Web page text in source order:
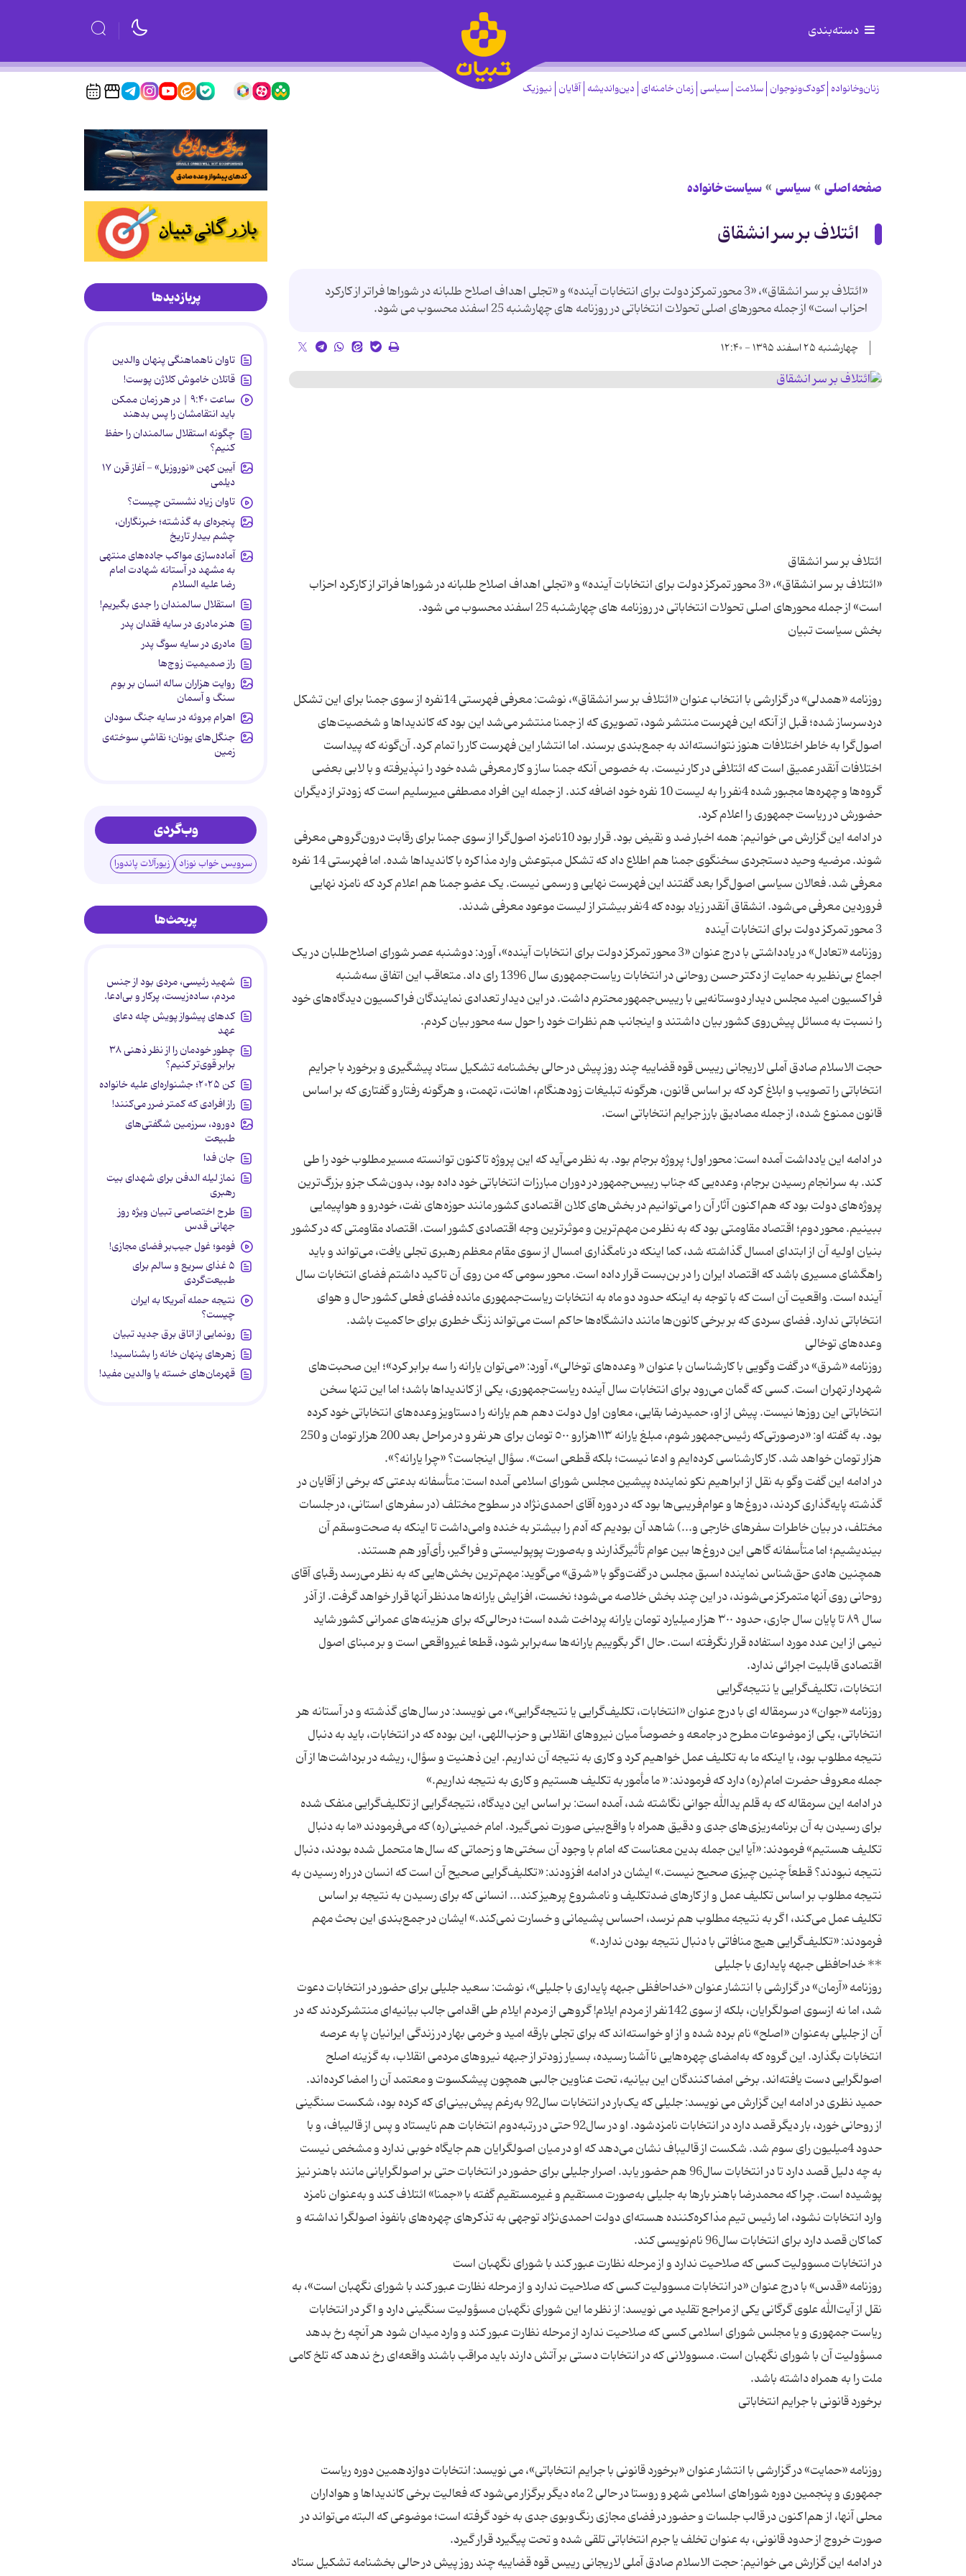
دسته‌بندی
زنان‌وخانواده کودک‌ونوجوان سلامت سیاسی زمان خامنه‌ای دین‌واندیشه آقایان نیوزیک
صفحه اصلی سیاسی سیاست خانواده
ائتلاف بر سر انشقاق
«ائتلاف بر سر انشقاق»، «3 محور تمرکز دولت برای انتخابات آینده» و «تجلی اهداف اصلاح طلبانه در شوراها فراتر از کارکرد
احزاب است» از جمله محورهای اصلی تحولات انتخاباتی در روزنامه های چهارشنبه 25 اسفند محسوب می شود.
چهارشنبه ۲۵ اسفند ۱۳۹۵ - ۱۲:۴۰
«ائتلاف بر سر انشقاق»، «3 محور تمرکز دولت برای انتخابات آینده» و «تجلی اهداف اصلاح طلبانه در شوراها فراتر از کارکرد احزاب
روزنامه «همدلی» در گزارشی با انتخاب عنوان «ائتلاف بر سر انشقاق»، نوشت: معرفی فهرستی 14نفره از سوی جمنا برای این تشکل
دردسرساز شده؛ قبل از آنکه این فهرست منتشر شود، تصویری که از جمنا منتشر می‌شد این بود که کاندیداها و شخصیت‌های
اصول‌گرا به خاطر اختلافات هنوز نتوانسته‌اند به جمع‌بندی برسند. اما انتشار این فهرست کار را تمام کرد. آن‌گونه که پیداست
اختلافات آنقدر عمیق است که ائتلافی در کار نیست. به خصوص آنکه جمنا ساز و کار معرفی شده خود را نپذیرفته و با لابی بعضی
گروه‌ها و چهره‌ها مجبور شده 4نفر را به لیست 10 نفره خود اضافه کند. از جمله این افراد مصطفی میرسلیم است که زودتر از دیگران
در ادامه این گزارش می خوانیم: همه اخبار ضد و نقیض بود. قرار بود 10نامزد اصول‌گرا از سوی جمنا برای رقابت درون‌گروهی معرفی
شوند. مرضیه وحید دستجردی سخنگوی جمنا هم اطلاع داد که تشکل مبتوعش وارد مذاکره با کاندیداها شده. اما فهرستی 14 نفره
معرفی شد. فعالان سیاسی اصول‌گرا بعد گفتند این فهرست نهایی و رسمی نیست. یک عضو جمنا هم اعلام کرد که نامزد نهایی
روزنامه «تعادل» در یادداشتی با درج عنوان «3 محور تمرکز دولت برای انتخابات آینده»، آورد: دوشنبه عصر شورای اصلاح‌طلبان در یک
اجماع بی‌نظیر به حمایت از دکتر حسن روحانی در انتخابات ریاست‌جمهوری سال 1396 رای داد. متعاقب این اتفاق سه‌شنبه
فراکسیون امید مجلس دیدار دوستانه‌یی با رییس‌جمهور محترم داشت. در این دیدار تعدادی نمایندگان فراکسیون دیدگاه‌های خود
حجت الاسلام صادق آملی لاریجانی رییس قوه قضاییه چند روز پیش در حالی بخشنامه تشکیل ستاد پیشگیری و برخورد با جرایم
انتخاباتی را تصویب و ابلاغ کرد که بر اساس قانون، هرگونه تبلیغات زودهنگام‌، اهانت‌، تهمت‌، و هرگونه رفتار و گفتاری که بر اساس
در ادامه این یادداشت آمده است: محور اول؛ پروژه برجام بود. به نظر می‌آید که این پروژه تاکنون توانسته مسیر مطلوب خود را طی
کند. به سرانجام رسیدن برجام، ‌وعده‌یی که جناب رییس‌جمهور در دوران مبارزات انتخاباتی خود داده بود، ‌بدون‌شک جزو بزرگ‌ترین
پروژه‌های دولت بود که هم‌اکنون آثار آن را می‌توانیم در بخش‌های کلان اقتصادی کشور مانند حوزه‌های نفت، خودرو و هواپیمایی
ببینیم. محور دوم؛ ‌اقتصاد مقاومتی بود که به نظر من مهم‌ترین و موثرترین وجه اقتصادی کشور است. اقتصاد مقاومتی که در کشور
بنیان اولیه آن از ابتدای امسال گذاشته شد، ‌کما اینکه در نامگذاری امسال از سوی مقام معظم رهبری تجلی یافت، می‌تواند و باید
راهگشای مسیری باشد که اقتصاد ایران را در بن‌بست قرار داده است. محور سومی که من روی آن تاکید داشتم فضای انتخابات سال
آینده است. واقعیت آن است که با توجه به اینکه حدود دو ماه به انتخابات ریاست‌جمهوری مانده فضای فعلی کشور حال و هوای
روزنامه «شرق» در گفت وگویی با کارشناسان با عنوان « وعده‌های توخالی»، آورد: «می‌توان یارانه را سه‌ برابر کرد»؛ این صحبت‌های
شهردار تهران است. کسی که گمان می‌رود برای انتخابات سال آینده ریاست‌جمهوری، یکی از کاندیداها باشد؛ اما این تنها سخن
انتخاباتی این روزها نیست. پیش از او، حمیدرضا بقایی، معاون اول دولت دهم هم یارانه را دستاویز وعده‌های انتخاباتی خود کرده
بود. به گفته او: «درصورتی‌که رئیس‌جمهور شوم، مبلغ یارانه ١١٣هزارو ٥٠٠ تومان برای هر نفر و در مراحل بعد 200 هزار تومان و 250
در ادامه این گفت وگو به نقل از ابراهیم نکو نماینده پیشین مجلس شورای اسلامی آمده است: متأسفانه بدعتی که برخی از آقایان در
گذشته پایه‌گذاری کردند، دروغ‌ها و عوام‌فریبی‌ها بود که در دوره آقای احمدی‌نژاد در سطوح مختلف (در سفرهای استانی، در جلسات
مختلف، در بیان خاطرات سفرهای خارجی و...) شاهد آن بودیم که آدم را بیشتر به خنده وامی‌داشت تا اینکه به صحت‌و‌سقم آن
همچنین هادی حق‌شناس نماینده اسبق مجلس در گفت‌‌وگو با «شرق» می‌گوید: مهم‌ترین بخش‌هایی که به نظر می‌رسد رقبای آقای
روحانی روی آنها متمرکز می‌شوند، در این چند بخش خلاصه می‌شود؛ نخست، افزایش یارانه‌ها مدنظر آنها قرار خواهد گرفت. از آذر
سال ٨٩ تا پایان سال جاری، حدود ٣٠٠ هزار‌ میلیارد تومان یارانه پرداخت شده است؛ درحالی‌که برای هزینه‌های عمرانی کشور شاید
نیمی از این عدد مورد استفاده قرار نگرفته است. حال اگر بگوییم یارانه‌ها سه‌برابر شود، قطعا غیرواقعی است و بر مبنای اصول
روزنامه «جوان» در سرمقاله ای با درج عنوان «انتخابات، تکلیف‌گرایی یا نتیجه‌گرایی»، می نویسد: در سال‌های گذشته و در آستانه هر
انتخاباتی، یکی از موضوعات مطرح در جامعه و خصوصاً میان نیروهای انقلابی و حزب‌اللهی، این بوده که در انتخابات، ‌باید به دنبال
نتیجه مطلوب بود، یا اینکه ما به تکلیف عمل خواهیم کرد و کاری به نتیجه آن نداریم. این ذهنیت و سؤال، ریشه در برداشت‌ها از آن
در ادامه این سرمقاله که به قلم یدالله جوانی نگاشته شد، آمده است: بر اساس این دیدگاه، نتیجه‌گرایی از تکلیف‌گرایی منفک شده
برای رسیدن به آن برنامه‌ریزی‌های جدی و دقیق همراه با واقع‌بینی صورت نمی‌گیرد. امام خمینی(ره) که می‌فرمودند «ما به دنبال
تکلیف هستیم» فرمودند: «آیا این جمله بدین معناست که امام با وجود آن سختی‌ها و زحماتی که سال‌ها متحمل شده بودند، دنبال
نتیجه نبودند؟ قطعاً چنین چیزی صحیح نیست.» ایشان در ادامه افزودند: «تکلیف‌گرایی صحیح آن است که انسان در راه رسیدن به
نتیجه مطلوب بر اساس تکلیف عمل و از کارهای ضدتکلیف و نامشروع پرهیز کند... انسانی که برای رسیدن به نتیجه بر اساس
تکلیف عمل می‌کند، اگر به نتیجه مطلوب هم نرسد، احساس پشیمانی و خسارت نمی‌کند.» ایشان در جمع‌بندی این بحث مهم
روزنامه «آرمان» در گزارشی با انتشار عنوان «خداحافظی جبهه پایداری با جلیلی»، نوشت: سعید جلیلی برای حضور در انتخابات دعوت
شد، اما نه ازسوی اصولگرایان، بلکه از سوی 142نفر از مردم ایلام! گروهی از مردم ایلام طی اقدامی جالب بیانیه‌ای منتشرکردند که در
آن از جلیلی به‌عنوان «اصلح» نام برده شده و از او خواسته‌اند که برای تجلی بارقه امید و خرمی بهار در زندگی ایرانیان پا به عرصه
انتخابات بگذارد. این گروه که به‌امضای چهره‌هایی ناآشنا رسیده، بسیار زودتر از جبهه نیروهای مردمی انقلاب، به گزینه اصلح
حمید نظری در ادامه این گزارش می نویسد: جلیلی که یک‌بار در انتخابات سال92 به‌رغم پیش‌بینی‌ای که کرده بود، شکست سنگینی
از روحانی خورد، بار دیگر قصد دارد در انتخابات نامزدشود. او در سال92 حتی در رتبه‌دوم انتخابات هم نایستاد و پس از قالیباف، و با
حدود 4میلیون رای سوم شد. شکست از قالیباف نشان می‌دهد که او در میان اصولگرایان هم جایگاه خوبی ندارد و مشخص نیست
به چه دلیل قصد دارد تا در انتخابات سال96 هم حضور یابد. اصرار جلیلی برای حضور در انتخابات حتی بر اصولگرایانی مانند باهنر نیز
پوشیده است. چرا که محمدرضا باهنر بارها به جلیلی به‌صورت مستقیم و غیرمستقیم گفته با «جمنا» ائتلاف کند و به‌عنوان نامزد
وارد انتخابات نشود، اما رئیس تیم مذاکره‌کننده هسته‌ای دولت احمدی‌نژاد توجهی به تذکرهای چهره‌های بانفوذ اصولگرا نداشته و
روزنامه «قدس» با درج عنوان «در انتخابات مسوولیت کسی که صلاحیت ندارد و از مرحله نظارت عبور کند با شورای نگهبان است»، به
نقل از آیت‌الله علوی گرگانی یکی از مراجع تقلید می نویسد: از نظر ما این شورای نگهبان مسؤولیت سنگینی دارد و اگر در انتخابات
ریاست جمهوری و یا مجلس شورای اسلامی کسی که صلاحیت ندارد از مرحله نظارت عبور کند و وارد میدان شود هر آنچه رخ بدهد
مسؤولیت آن با شورای نگهبان است. مسوولانی که در انتخابات دستی بر آتش دارند باید مراقب باشند واقعه‌ای رخ ندهد که تلخ کامی
روزنامه «حمایت» در گزارشی با انتشار عنوان «برخورد قانونی با جرایم انتخاباتی»، می نویسد: انتخابات دوازدهمین دوره ریاست
جمهوری و پنجمین دوره شوراهای اسلامی شهر و روستا در حالی 2 ماه دیگر برگزار می‌شود که فعالیت برخی کاندیداها و هواداران
محلی آنها، از هم‌اکنون در قالب جلسات و حضور در فضای مجازی رنگ‌و‌بوی جدی به خود گرفته است؛ موضوعی که البته می‌تواند در
در ادامه این گزارش می خوانیم: حجت الاسلام صادق آملی لاریجانی رییس قوه قضاییه چند روز پیش در حالی بخشنامه تشکیل ستاد
پربازدیدها
تاوان ناهماهنگی پنهان والدین
قاتلان خاموش کلاژن پوست!
ساعت ۹:۴۰ | در هر زمان ممکن
باید انتقامشان را پس بدهند
چگونه استقلال سالمندان را حفظ
کنیم؟
آیین کهن «نوروزبل» - آغاز قرن ۱۷
دیلمی
تاوان زیاد نشستن چیست؟
پنجره‌ای به گذشته؛ خبرنگاران،
چشم بیدار تاریخ
آماده‌سازی مواکب جاده‌های منتهی
به مشهد در آستانه شهادت امام
رضا علیه السلام
استقلال سالمندان را جدی بگیریم!
هنر مادری در سایه‌ فقدان پدر
مادری در سایه سوگ پدر
راز صمیمیت زوج‌ها
روایت هزاران ساله انسان بر بوم
سنگ و آسمان
اهرام مِروئه در سایه جنگ سودان
جنگل‌های یونان؛ نقاشیِ سوخته‌ی
زمین
وب‌گردی
سرویس خواب نوزاد زیورآلات پاندورا
پربحث‌ها
شهید رئیسی، مردی بود از جنس
مردم، ساده‌زیست، پرکار و بی‌ادعا.
کدهای پیشواز پویش چله دعای
عهد
چطور خودمان را از نظر ذهنی ۳۸
برابر قوی‌تر کنیم؟
کن ۲۰۲۵؛ جشنواره‌ای علیه خانواده
راز افرادی که کمتر ضرر می‌کنند!
دورود، سرزمین شگفتی‌های
طبیعت
جان فدا
نماز لیله الدفن برای شهدای بیت
رهبری
طرح اختصاصی تبیان ویژه روز
جهانی قدس
فومو؛ غول جیب‌بر فضای مجازی!
۵ غذای سریع و سالم برای
طبیعت‌گردی
نتیجه حمله آمریکا به ایران
چیست؟
رونمایی از اتاق برق جدید تبیان
زهرهای پنهان خانه را بشناسید!
قهرمان‌های خسته یا والدین مفید!